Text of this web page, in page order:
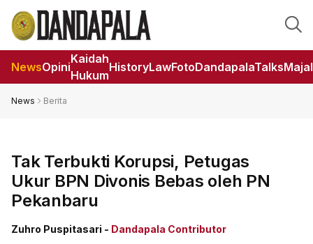
NewsOpini
Kaidah
Hukum
HistoryLawFotoDandapalaTalks
News Berita
Tak Terbukti Korupsi, Petugas
Ukur BPN Divonis Bebas oleh PN
Pekanbaru
Zuhro Puspitasari - Dandapala Contributor